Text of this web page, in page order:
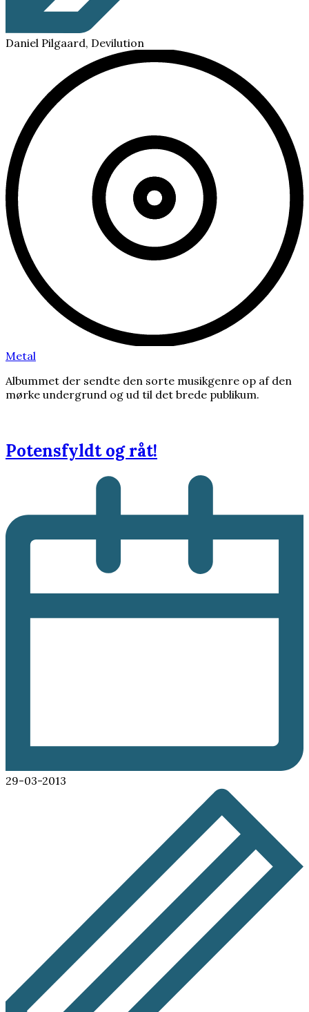
Daniel Pilgaard, Devilution
Metal
Albummet der sendte den sorte musikgenre op af den
mørke undergrund og ud til det brede publikum.
Potensfyldt og råt!
29-03-2013